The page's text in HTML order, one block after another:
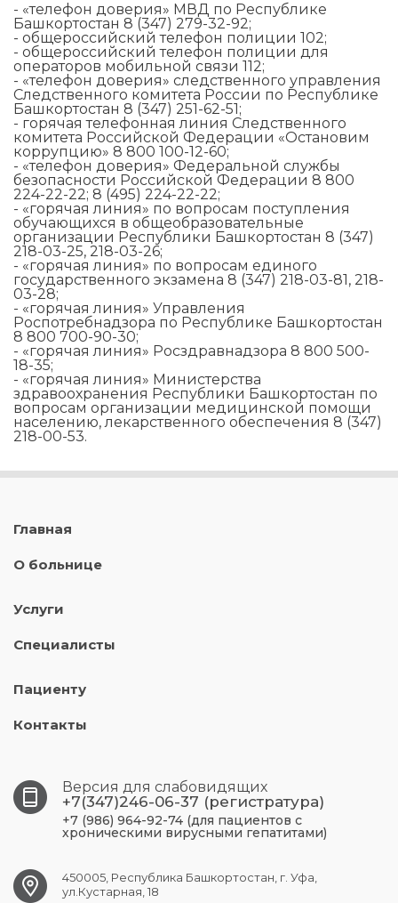
- «телефон доверия» МВД по Республике
Башкортостан 8 (347) 279-32-92;
- общероссийский телефон полиции 102;
- общероссийский телефон полиции для
операторов мобильной связи 112;
- «телефон доверия» следственного управления
Следственного комитета России по Республике
Башкортостан 8 (347) 251-62-51;
- горячая телефонная линия Следственного
комитета Российской Федерации «Остановим
коррупцию» 8 800 100-12-60;
- «телефон доверия» Федеральной службы
безопасности Российской Федерации 8 800
224-22-22; 8 (495) 224-22-22;
- «горячая линия» по вопросам поступления
обучающихся в общеобразовательные
организации Республики Башкортостан 8 (347)
218-03-25, 218-03-26;
- «горячая линия» по вопросам единого
государственного экзамена 8 (347) 218-03-81, 218-
03-28;
- «горячая линия» Управления
Роспотребнадзора по Республике Башкортостан
8 800 700-90-30;
- «горячая линия» Росздравнадзора 8 800 500-
18-35;
- «горячая линия» Министерства
здравоохранения Республики Башкортостан по
вопросам организации медицинской помощи
населению, лекарственного обеспечения 8 (347)
218-00-53.
Главная
О больнице
Услуги
Специалисты
Пациенту
Контакты
Версия для слабовидящих
+7(347)246-06-37 (регистратура)
+7 (986) 964-92-74 (для пациентов с
хроническими вирусными гепатитами)
450005, Республика Башкортостан, г. Уфа,
ул.Кустарная, 18